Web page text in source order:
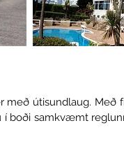
með útisundlaug.
boði samkvæmt